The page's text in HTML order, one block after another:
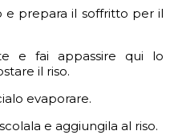
e prepara il soffritto per il
e fai appassire qui lo
il riso.
evaporare.
e aggiungila al riso.